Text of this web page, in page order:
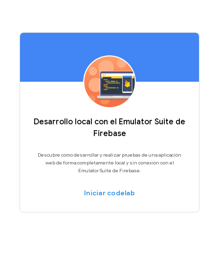
Desarrollo local con el Emulator Suite de
Firebase
Descubre cómo desarrollar y realizar pruebas de una aplicación
web de forma completamente local y sin conexión con el
Emulator Suite de Firebase.
Iniciar codelab